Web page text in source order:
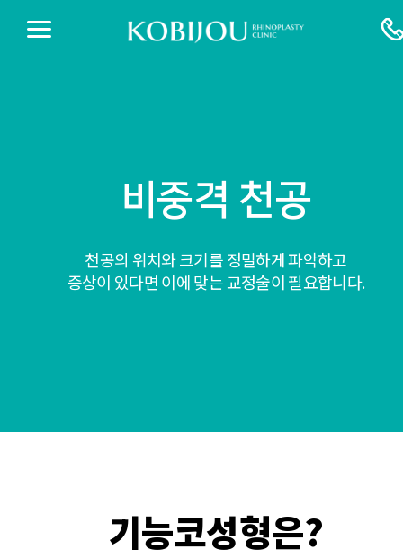
비중격 천공
천공의 위치와 크기를 정밀하게 파악하고
증상이 있다면 이에 맞는 교정술이 필요합니다.
기능코성형은?